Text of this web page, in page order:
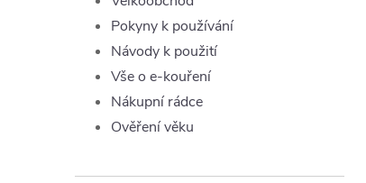
Pokyny k používání
Návody k použití
Vše o e-kouření
Nákupní rádce
Ověření věku